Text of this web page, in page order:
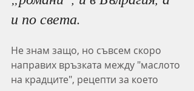
и по света.
Не знам защо, но съвсем скоро
направих връзката между "маслото
на крадците", рецепти за което